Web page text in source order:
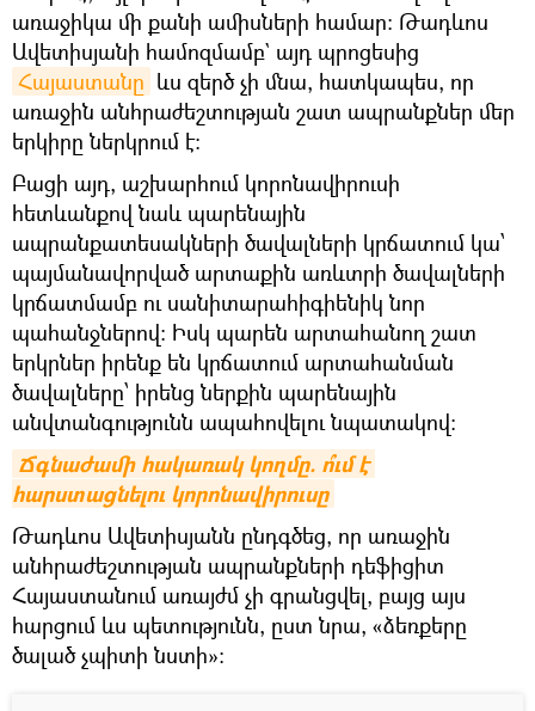
առաջիկա մի քանի ամիսների համար: Թադևոս
Ավետիսյանի համոզմամբ` այդ պրոցեսից
Հայաստանը ևս զերծ չի մնա, հատկապես, որ
առաջին անհրաժեշտության շատ ապրանքներ մեր
երկիրը ներկրում է:
Բացի այդ, աշխարհում կորոնավիրուսի
հետևանքով նաև պարենային
ապրանքատեսակների ծավալների կրճատում կա՝
պայմանավորված արտաքին առևտրի ծավալների
կրճատմամբ ու սանիտարահիգիենիկ նոր
պահանջներով: Իսկ պարեն արտահանող շատ
երկրներ իրենք են կրճատում արտահանման
ծավալները՝ իրենց ներքին պարենային
անվտանգությունն ապահովելու նպատակով:
Ճգնաժամի հակառակ կողմը. ո՞ւմ է
հարստացնելու կորոնավիրուսը
Թադևոս Ավետիսյանն ընդգծեց, որ առաջին
անհրաժեշտության ապրանքների դեֆիցիտ
Հայաստանում առայժմ չի գրանցվել, բայց այս
հարցում ևս պետությունն, ըստ նրա, «ձեռքերը
ծալած չպիտի նստի»: